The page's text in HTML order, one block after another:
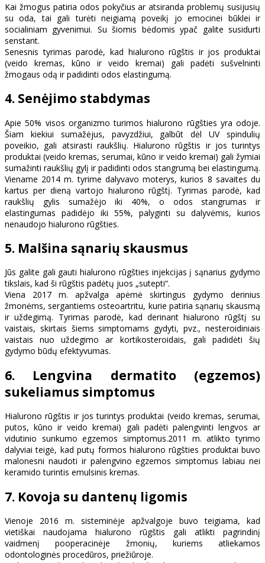
Kai žmogus patiria odos pokyčius ar atsiranda problemų susijusių
su oda, tai gali turėti neigiamą poveikį jo emocinei būklei ir
socialiniam gyvenimui. Su šiomis bėdomis ypač galite susidurti
senstant.
Senesnis tyrimas parodė, kad hialurono rūgštis ir jos produktai
(veido kremas, kūno ir veido kremai) gali padėti sušvelninti
žmogaus odą ir padidinti odos elastingumą.
4. Senėjimo stabdymas
Apie 50% visos organizmo turimos hialurono rūgšties yra odoje.
Šiam kiekiui sumažėjus, pavyzdžiui, galbūt dėl UV spindulių
poveikio, gali atsirasti raukšlių. Hialurono rūgštis ir jos turintys
produktai (veido kremas, serumai, kūno ir veido kremai) gali žymiai
sumažinti raukšlių gylį ir padidinti odos stangrumą bei elastingumą.
Viename 2014 m. tyrime dalyvavo moterys, kurios 8 savaites du
kartus per dieną vartojo hialurono rūgštį. Tyrimas parodė, kad
raukšlių gylis sumažėjo iki 40%, o odos stangrumas ir
elastingumas padidėjo iki 55%, palyginti su dalyvėmis, kurios
nenaudojo hialurono rūgšties.
5. Malšina sąnarių skausmus
Jūs galite gali gauti hialurono rūgšties injekcijas į sąnarius gydymo
tikslais, kad ši rūgštis padėtų juos „sutepti“.
Viena 2017 m. apžvalga apėmė skirtingus gydymo derinius
žmonėms, sergantiems osteoartritu, kurie patiria sąnarių skausmą
ir uždegimą. Tyrimas parodė, kad derinant hialurono rūgštį su
vaistais, skirtais šiems simptomams gydyti, pvz., nesteroidiniais
vaistais nuo uždegimo ar kortikosteroidais, gali padidėti šių
gydymo būdų efektyvumas.
6. Lengvina dermatito (egzemos)
sukeliamus simptomus
Hialurono rūgštis ir jos turintys produktai (veido kremas, serumai,
putos, kūno ir veido kremai) gali padėti palengvinti lengvos ar
vidutinio sunkumo egzemos simptomus.2011 m. atlikto tyrimo
dalyviai teigė, kad putų formos hialurono rūgšties produktai buvo
malonesni naudoti ir palengvino egzemos simptomus labiau nei
keramido turintis emulsinis kremas.
7. Kovoja su dantenų ligomis
Vienoje 2016 m. sisteminėje apžvalgoje buvo teigiama, kad
vietiškai naudojama hialurono rūgštis gali atlikti pagrindinį
vaidmenį pooperacinėje žmonių, kuriems atliekamos
odontologinės procedūros, priežiūroje.